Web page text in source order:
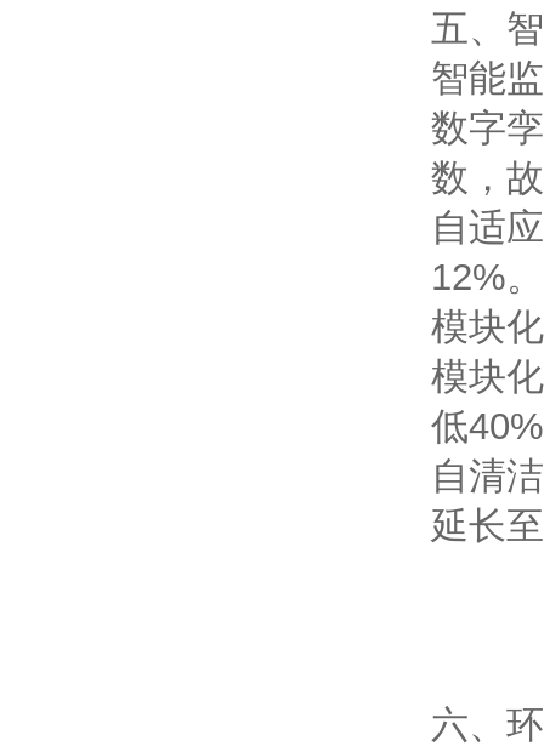
五、
智能
数字
数，
自适
12%。
模块
模块
低
自清
延长
六、